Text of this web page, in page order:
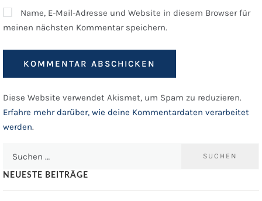
Name, E-Mail-Adresse und Website in diesem Browser für
meinen nächsten Kommentar speichern.
Diese Website verwendet Akismet, um Spam zu reduzieren.
Erfahre mehr darüber, wie deine Kommentardaten verarbeitet
werden.
NEUESTE BEITRÄGE